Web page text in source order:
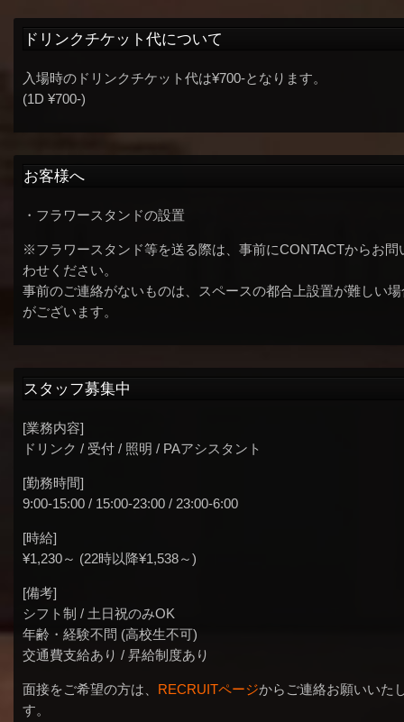
ドリンクチケット代について
入場時のドリンクチケット代は¥700-となります。
(1D ¥700-)
お客様へ
・フラワースタンドの設置
※フラワースタンド等を送る際は、事前にCONTACTからお問
わせください。
事前のご連絡がないものは、スペースの都合上設置が難しい場
がございます。
スタッフ募集中
[業務内容]
ドリンク / 受付 / 照明 / PAアシスタント
[勤務時間]
9:00-15:00 / 15:00-23:00 / 23:00-6:00
[時給]
¥1,230～ (22時以降¥1,538～)
[備考]
シフト制 / 土日祝のみOK
年齢・経験不問 (高校生不可)
交通費支給あり / 昇給制度あり
面接をご希望の方は、 RECRUITページからご連絡お願いいた
す。